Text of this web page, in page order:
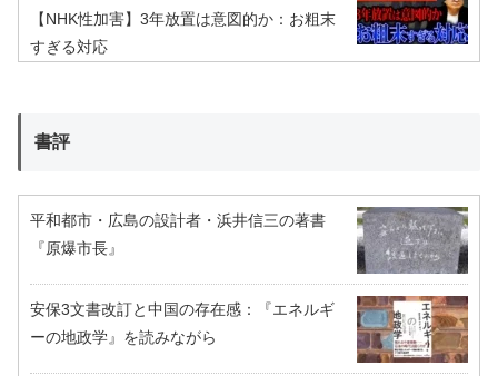
【NHK性加害】3年放置は意図的か：お粗末
すぎる対応
書評
平和都市・広島の設計者・浜井信三の著書
『原爆市長』
安保3文書改訂と中国の存在感：『エネルギ
ーの地政学』を読みながら